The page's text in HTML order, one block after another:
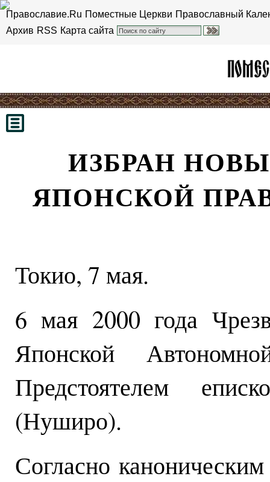
Православие.Ru Поместные Церкви Православный
Архив RSS Карта сайта
ИЗБРАН
ЯПОНСКОЙ
Токио, 7 мая.
6 мая 2000 года
Японской
Предстоятелем
(Нуширо).
Согласно